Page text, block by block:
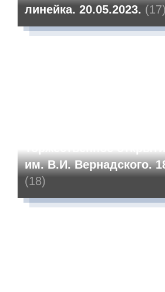
линейка. 20.05.2023. (17)
им. В.И. Вернадского.
(18)